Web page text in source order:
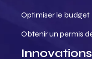
Optimiser le budget
Obtenir un permis